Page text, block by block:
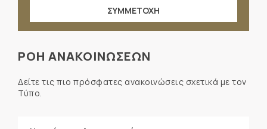
ΣΥΜΜΕΤΟΧΗ
ΡΟΗ ΑΝΑΚΟΙΝΩΣΕΩΝ
Δείτε τις πιο πρόσφατες ανακοινώσεις σχετικά με τον
Τύπο.